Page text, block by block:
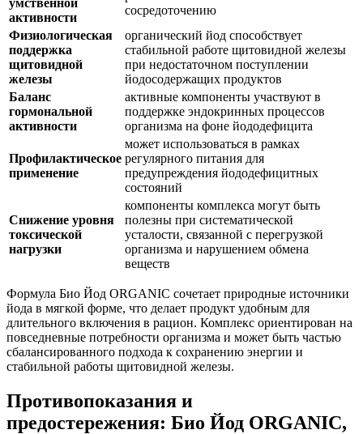
умственной
активности
сосредоточению
Физиологическая
поддержка
щитовидной
железы
органический йод способствует
стабильной работе щитовидной железы
при недостаточном поступлении
йодосодержащих продуктов
Баланс
гормональной
активности
активные компоненты участвуют в
поддержке эндокринных процессов
организма на фоне йододефицита
Профилактическое
применение
может использоваться в рамках
регулярного питания для
предупреждения йододефицитных
состояний
Снижение уровня
токсической
нагрузки
компоненты комплекса могут быть
полезны при систематической
усталости, связанной с перегрузкой
организма и нарушением обмена
веществ
Формула Био Йод ORGANIC сочетает природные источники
йода в мягкой форме, что делает продукт удобным для
длительного включения в рацион. Комплекс ориентирован на
повседневные потребности организма и может быть частью
сбалансированного подхода к сохранению энергии и
стабильной работы щитовидной железы.
Противопоказания и
предостережения: Био Йод ORGANIC,